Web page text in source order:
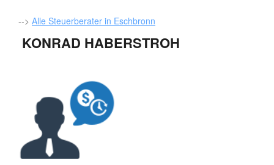
--> Alle Steuerberater in Eschbronn
KONRAD HABERSTROH